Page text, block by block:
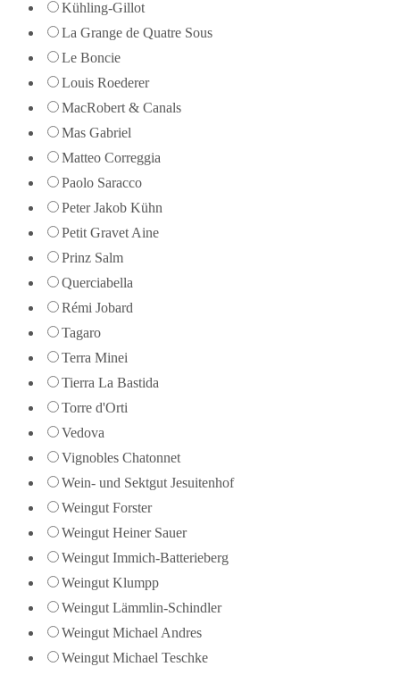
Kühling-Gillot
La Grange de Quatre Sous
Le Boncie
Louis Roederer
MacRobert & Canals
Mas Gabriel
Matteo Correggia
Paolo Saracco
Peter Jakob Kühn
Petit Gravet Aine
Prinz Salm
Querciabella
Rémi Jobard
Tagaro
Terra Minei
Tierra La Bastida
Torre d'Orti
Vedova
Vignobles Chatonnet
Wein- und Sektgut Jesuitenhof
Weingut Forster
Weingut Heiner Sauer
Weingut Immich-Batterieberg
Weingut Klumpp
Weingut Lämmlin-Schindler
Weingut Michael Andres
Weingut Michael Teschke